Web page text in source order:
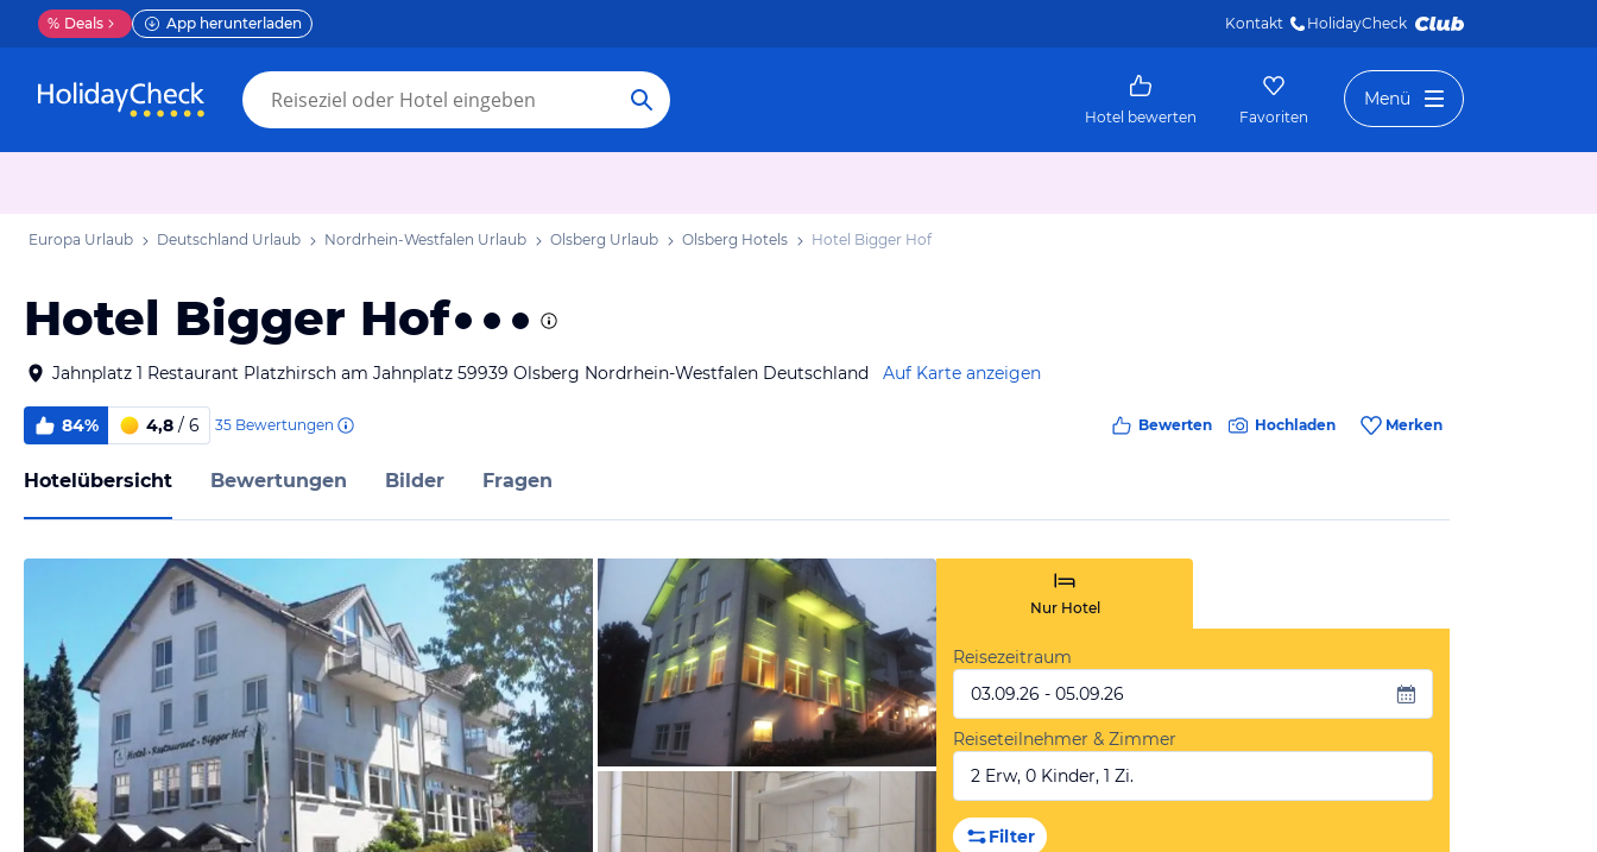
% Deals App herunterladen Kontakt HolidayCheck
Hotel bewerten Favoriten
Menü
Europa Urlaub Deutschland Urlaub Nordrhein-Westfalen Urlaub Olsberg Urlaub Olsberg Hotels Hotel Bigger Hof
Hotel Bigger Hof
Jahnplatz 1 Restaurant Platzhirsch am Jahnplatz 59939 Olsberg Nordrhein-Westfalen Deutschland Auf Karte anzeigen
84% 4,8 / 6 35 Bewertungen Bewerten Hochladen Merken
Hotelübersicht Bewertungen Bilder Fragen
Nur Hotel
Reisezeitraum
03.09.26 - 05.09.26
Reiseteilnehmer & Zimmer
2 Erw, 0 Kinder, 1 Zi.
Filter